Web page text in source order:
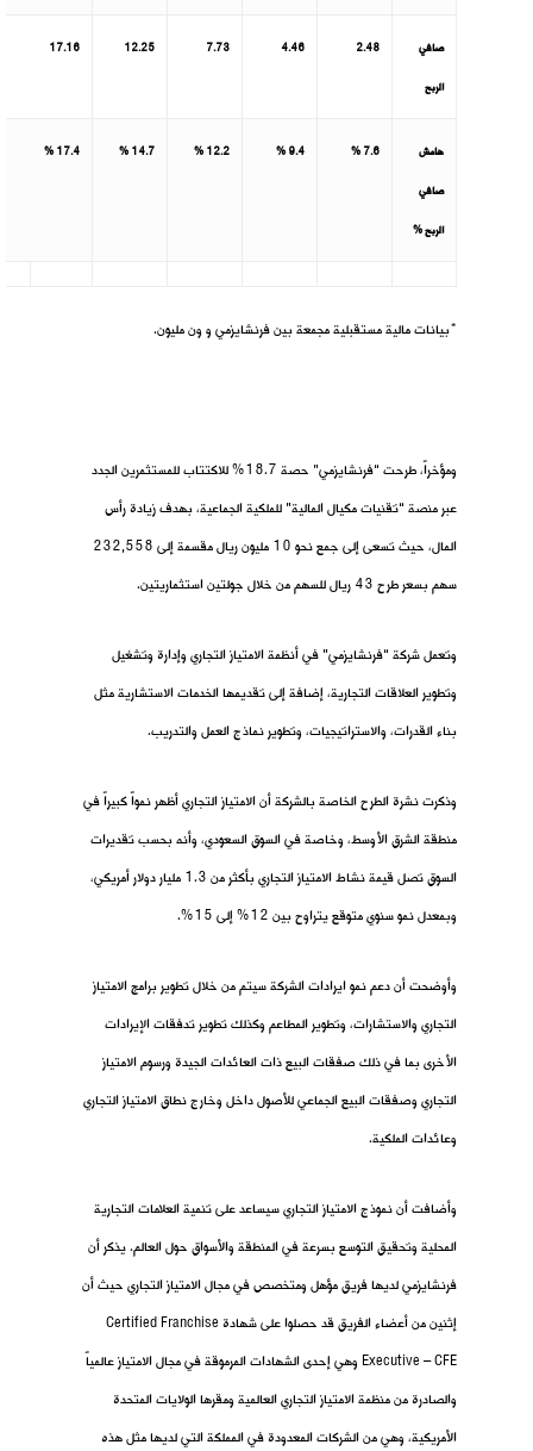
صافي
الربح
2.48
4.46
7.73
12.25
17.16
هامش
صافي
الربح %
7.6 %
9.4 %
12.2 %
14.7 %
17.4 %
*بيانات مالية مستقبلية مجمعة بين فرنشايزمي و ون مليون.
ومؤخراً، طرحت “فرنشايزمي” حصة 18.7% للاكتتاب للمستثمرين الجدد
عبر منصة “تقنيات مكيال المالية” للملكية الجماعية، بهدف زيادة رأس
المال، حيث تسعى إلى جمع نحو 10 مليون ريال مقسمة إلى 232,558
سهم بسعر طرح 43 ريال للسهم من خلال جولتين استثماريتين.
وتعمل شركة “فرنشايزمي” في أنظمة الامتياز التجاري وإدارة وتشغيل
وتطوير العلاقات التجارية، إضافة إلى تقديمها الخدمات الاستشارية مثل
بناء القدرات، والاستراتيجيات، وتطوير نماذج العمل والتدريب.
وذكرت نشرة الطرح الخاصة بالشركة أن الامتياز التجاري أظهر نمواً كبيراً في
منطقة الشرق الأوسط، وخاصة في السوق السعودي، وأنه بحسب تقديرات
السوق تصل قيمة نشاط الامتياز التجاري بأكثر من 1.3 مليار دولار أمريكي،
وبمعدل نمو سنوي متوقع يتراوح بين 12% إلى 15%.
وأوضحت أن دعم نمو ايرادات الشركة سيتم من خلال تطوير برامج الامتياز
التجاري والاستشارات، وتطوير المطاعم وكذلك تطوير تدفقات الإيرادات
الأخرى بما في ذلك صفقات البيع ذات العائدات الجيدة ورسوم الامتياز
التجاري وصفقات البيع الجماعي للأصول داخل وخارج نطاق الامتياز التجاري
وعائدات الملكية.
وأضافت أن نموذج الامتياز التجاري سيساعد على تنمية العلامات التجارية
المحلية وتحقيق التوسع بسرعة في المنطقة والأسواق حول العالم. يذكر أن
فرنشايزمي لديها فريق مؤهل ومتخصص في مجال الامتياز التجاري حيث أن
إثنين من أعضاء الفريق قد حصلوا على شهادة Certified Franchise
Executive – CFE وهي إحدى الشهادات المرموقة في مجال الامتياز عالمياً
والصادرة من منظمة الامتياز التجاري العالمية ومقرها الولايات المتحدة
الأمريكية، وهي من الشركات المعدودة في المملكة التي لديها مثل هذه